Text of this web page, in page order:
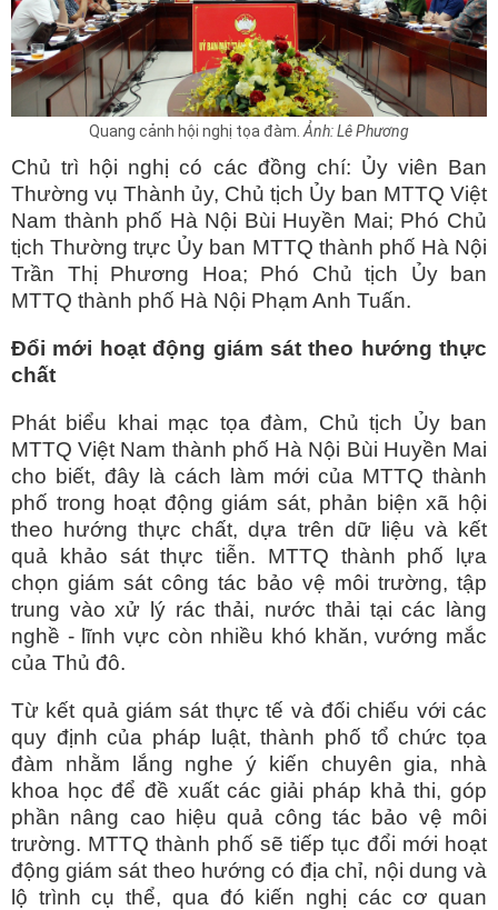
Quang cảnh hội nghị tọa đàm. Ảnh: Lê Phương
Chủ trì hội nghị có các đồng chí: Ủy viên Ban
Thường vụ Thành ủy, Chủ tịch Ủy ban MTTQ Việt
Nam thành phố Hà Nội Bùi Huyền Mai; Phó Chủ
tịch Thường trực Ủy ban MTTQ thành phố Hà Nội
Trần Thị Phương Hoa; Phó Chủ tịch Ủy ban
MTTQ thành phố Hà Nội Phạm Anh Tuấn.
Đổi mới hoạt động giám sát theo hướng thực
chất
Phát biểu khai mạc tọa đàm, Chủ tịch Ủy ban
MTTQ Việt Nam thành phố Hà Nội Bùi Huyền Mai
cho biết, đây là cách làm mới của MTTQ thành
phố trong hoạt động giám sát, phản biện xã hội
theo hướng thực chất, dựa trên dữ liệu và kết
quả khảo sát thực tiễn. MTTQ thành phố lựa
chọn giám sát công tác bảo vệ môi trường, tập
trung vào xử lý rác thải, nước thải tại các làng
nghề - lĩnh vực còn nhiều khó khăn, vướng mắc
của Thủ đô.
Từ kết quả giám sát thực tế và đối chiếu với các
quy định của pháp luật, thành phố tổ chức tọa
đàm nhằm lắng nghe ý kiến chuyên gia, nhà
khoa học để đề xuất các giải pháp khả thi, góp
phần nâng cao hiệu quả công tác bảo vệ môi
trường. MTTQ thành phố sẽ tiếp tục đổi mới hoạt
động giám sát theo hướng có địa chỉ, nội dung và
lộ trình cụ thể, qua đó kiến nghị các cơ quan